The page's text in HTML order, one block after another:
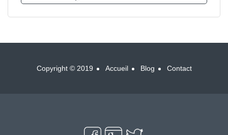
Copyright © 2019 Accueil Blog Contact